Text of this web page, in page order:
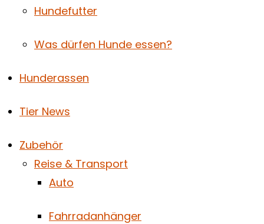
Hundefutter
Was dürfen Hunde essen?
Hunderassen
Tier News
Zubehör
Reise & Transport
Auto
Fahrradanhänger